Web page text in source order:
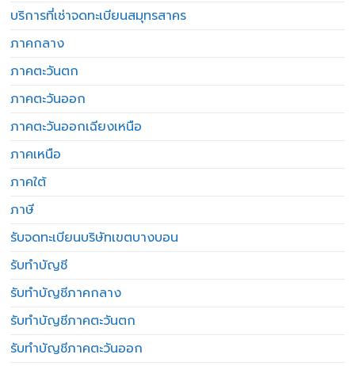
บริการที่เช่าจดทะเบียนสมุทรสาคร
ภาคกลาง
ภาคตะวันตก
ภาคตะวันออก
ภาคตะวันออกเฉียงเหนือ
ภาคเหนือ
ภาคใต้
ภาษี
รับจดทะเบียนบริษัทเขตบางบอน
รับทำบัญชี
รับทำบัญชีภาคกลาง
รับทำบัญชีภาคตะวันตก
รับทำบัญชีภาคตะวันออก